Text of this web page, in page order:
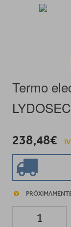
Termo
238,48€